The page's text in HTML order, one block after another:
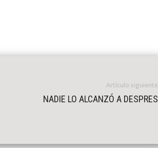
Artículo siguiente
NADIE LO ALCANZÓ A DESPRES